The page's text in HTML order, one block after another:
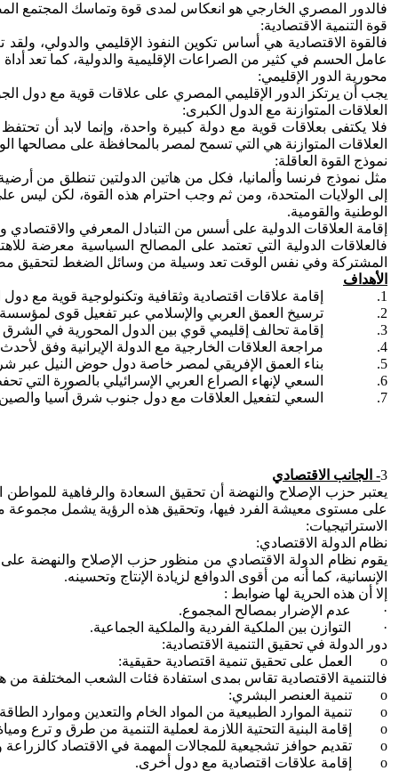
فالدور المصري الخارجي هو انعكاس لمدى قوة وتماسك المجتمع
قوة التنمية الاقتصادية:
فالقوة الاقتصادية هي أساس تكوين النفوذ الإقليمي والدولي،
عامل الحسم في كثير من الصراعات الإقليمية والدولية، كما تعد أداة
محورية الدور الإقليمي:
يجب أن يرتكز الدور الإقليمي المصري على علاقات قوية مع دول
العلاقات المتوازنة مع الدول الكبرى:
فلا يكتفى بعلاقات قوية مع دولة كبيرة واحدة، وإنما لابد أن
العلاقات المتوازنة هي التي تسمح لمصر بالمحافظة على مصالحها
نموذج القوة العاقلة:
مثل نموذج فرنسا وألمانيا، فكل من هاتين الدولتين تنطلق من
إلى الولايات المتحدة، ومن ثم وجب احترام هذه القوة، لكن ليس
الوطنية والقومية.
إقامة العلاقات الدولية على أسس من التبادل المعرفي والاقتصادي
فالعلاقات الدولية التي تعتمد على المصالح السياسية معرضة
المشتركة وفي نفس الوقت تعد وسيلة من وسائل الضغط لتحقيق
الأهداف
1. إقامة علاقات اقتصادية وثقافية وتكنولوجية قوية مع دول الجوار خاصة السودان وليبيا، والسعي لإحداث تنمية في هذه الدول.
2. ترسيخ العمق العربي والإسلامي عبر تفعيل قوى لمؤسسة الجامعة العربية ومؤسسة المؤتمر الإسلامي.
3. إقامة تحالف إقليمي قوي بين الدول المحورية في الشرق الأوسط كتركيا والسعودية.
4. مراجعة العلاقات الخارجية مع الدولة الإيرانية وفق لأحدث المعطيات.
5. بناء العمق الإفريقي لمصر خاصة دول حوض النيل عبر شراكات اقتصادية استراتيجية ومساعي مصرية لإحداث تنمية في هذه الدول على مختلف الأصعدة مما يمكن مصر من حماية أمنها المائي.
6. السعي لإنهاء الصراع العربي الإسرائيلي بالصورة التي تحفظ الحقوق التاريخية ولا يغفل المستجدات الواقعية، ويجب أن تضع السياسة الخارجية المصرية على عاتقها إنهاء الانقسام الفلسطيني.
7. السعي لتفعيل العلاقات مع دول جنوب شرق آسيا والصين للاستفادة منها اقتصاديًا وسياسيًا.
3- الجانب الاقتصادي
يعتبر حزب الإصلاح والنهضة أن تحقيق السعادة والرفاهية
على مستوى معيشة الفرد فيها، وتحقيق هذه الرؤية يشمل مجموعة
الاستراتيجيات:
نظام الدولة الاقتصادي:
يقوم نظام الدولة الاقتصادي من منظور حزب الإصلاح والنهضة
الإنسانية، كما أنه من أقوى الدوافع لزيادة الإنتاج وتحسينه.
إلا أن هذه الحرية لها ضوابط :
· عدم الإضرار بمصالح المجموع.
· التوازن بين الملكية الفردية والملكية الجماعية.
دور الدولة في تحقيق التنمية الاقتصادية:
o العمل على تحقيق تنمية اقتصادية حقيقية:
فالتنمية الاقتصادية تقاس بمدى استفادة فئات الشعب المختلفة
o تنمية العنصر البشري:
o تنمية الموارد الطبيعية من المواد الخام والتعدين وموارد الطاقة خاصة الطاقة المتجددة والطاقة النووية والوقود الحيوي (الطاقة الهيدروجينية).
o إقامة البنية التحتية اللازمة لعملية التنمية من طرق و ترع ومياة وكهرباء وصرف.
o تقديم حوافز تشجيعية للمجالات المهمة في الاقتصاد كالزراعة والصناعة.
o إقامة علاقات اقتصادية مع دول أخرى.